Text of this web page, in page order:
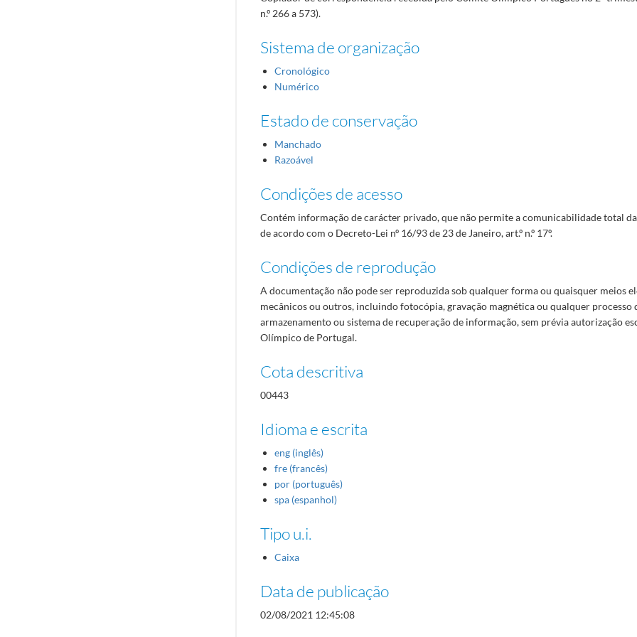
n.º 266 a 573).
Sistema de organização
Cronológico
Numérico
Estado de conservação
Manchado
Razoável
Condições de acesso
Contém informação de carácter privado, que não permite a comunicabilidade total
de acordo com o Decreto-Lei nº 16/93 de 23 de Janeiro, art.º n.º 17º.
Condições de reprodução
A documentação não pode ser reproduzida sob qualquer forma ou quaisquer meios
mecânicos ou outros, incluindo fotocópia, gravação magnética ou qualquer processo
armazenamento ou sistema de recuperação de informação, sem prévia autorização
Olímpico de Portugal.
Cota descritiva
00443
Idioma e escrita
eng (inglês)
fre (francês)
por (português)
spa (espanhol)
Tipo u.i.
Caixa
Data de publicação
02/08/2021 12:45:08